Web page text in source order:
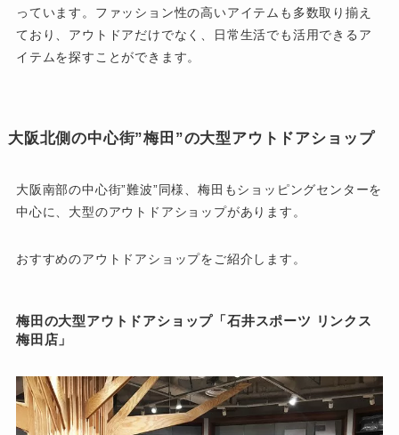
っています。ファッション性の高いアイテムも多数取り揃え
ており、アウトドアだけでなく、日常生活でも活用できるア
イテムを探すことができます。
大阪北側の中心街”梅田”の大型アウトドアショップ
大阪南部の中心街”難波”同様、梅田もショッピングセンターを
中心に、大型のアウトドアショップがあります。
おすすめのアウトドアショップをご紹介します。
梅田の大型アウトドアショップ「石井スポーツ リンクス
梅田店」